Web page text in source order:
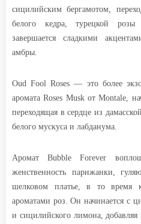
сицилийским бергамотом,
белого кедра, турецкой
завершается сладкими
амбры.
Oud Fool Roses — это более
аромата Roses Musk от Montale,
переходящая в сердце из
белого мускуса и лабданума.
Аромат Bubble Forever
женственность парижанки,
шелковом платье, в то время
ароматами роз. Он начинается с
и сицилийского лимона,